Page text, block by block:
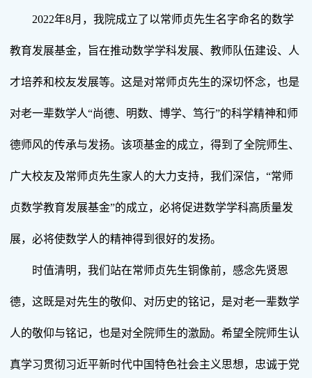
2022年8月，我院成立了以常师贞先生名字命名的数学
教育发展基金，旨在推动数学学科发展、教师队伍建设、人
才培养和校友发展等。这是对常师贞先生的深切怀念，也是
对老一辈数学人“尚德、明数、博学、笃行”的科学精神和师
德师风的传承与发扬。该项基金的成立，得到了全院师生、
广大校友及常师贞先生家人的大力支持，我们深信，“常师
贞数学教育发展基金”的成立，必将促进数学学科高质量发
展，必将使数学人的精神得到很好的发扬。
时值清明，我们站在常师贞先生铜像前，感念先贤恩
德，这既是对先生的敬仰、对历史的铭记，是对老一辈数学
人的敬仰与铭记，也是对全院师生的激励。希望全院师生认
真学习贯彻习近平新时代中国特色社会主义思想，忠诚于党